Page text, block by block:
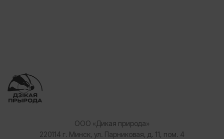
ООО «Дикая природа»
220114 г. Минск, ул. Парниковая, д. 11, пом. 4